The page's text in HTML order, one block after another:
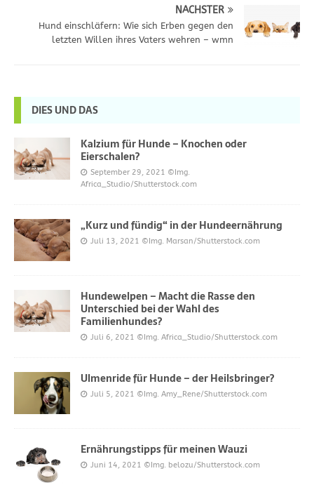
NÄCHSTER
Hund einschläfern: Wie sich Erben gegen den
letzten Willen ihres Vaters wehren – wmn
DIES UND DAS
Kalzium für Hunde – Knochen oder
Eierschalen?
September 29, 2021 ©Img.
Africa_Studio/Shutterstock.com
„Kurz und fündig“ in der Hundeernährung
Juli 13, 2021 ©Img. Marsan/Shutterstock.com
Hundewelpen – Macht die Rasse den
Unterschied bei der Wahl des
Familienhundes?
Juli 6, 2021 ©Img. Africa_Studio/Shutterstock.com
Ulmenride für Hunde – der Heilsbringer?
Juli 5, 2021 ©Img. Amy_Rene/Shutterstock.com
Ernährungstipps für meinen Wauzi
Juni 14, 2021 ©Img. belozu/Shutterstock.com